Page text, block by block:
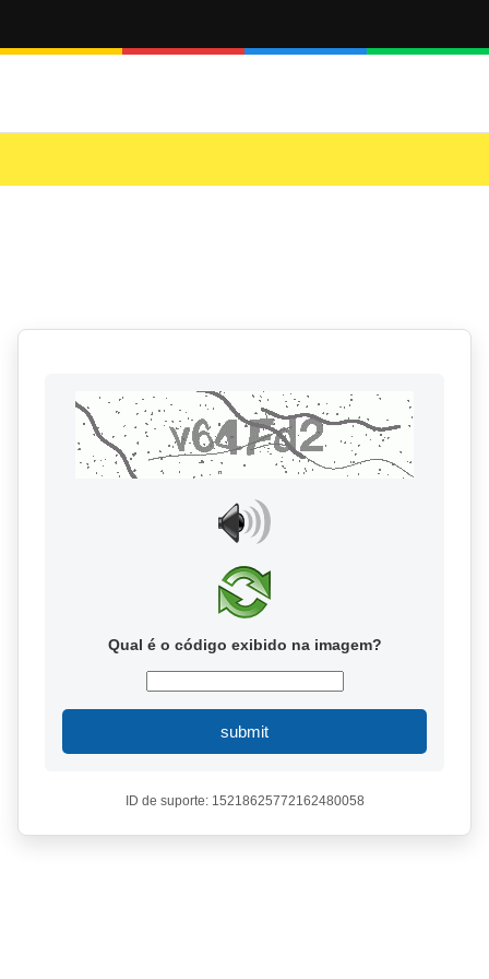
Qual é o código exibido na imagem?
submit
ID de suporte: 15218625772162480058